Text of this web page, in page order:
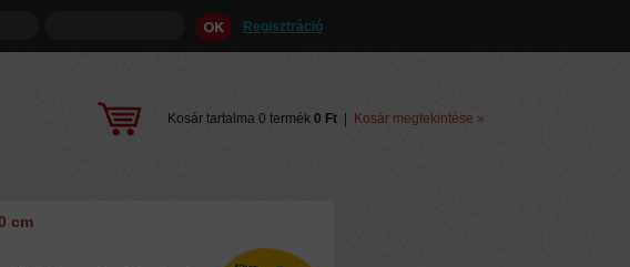
Regisztráció
Kosár tartalma 0 termék 0 Ft Kosár megtekintése »
cm